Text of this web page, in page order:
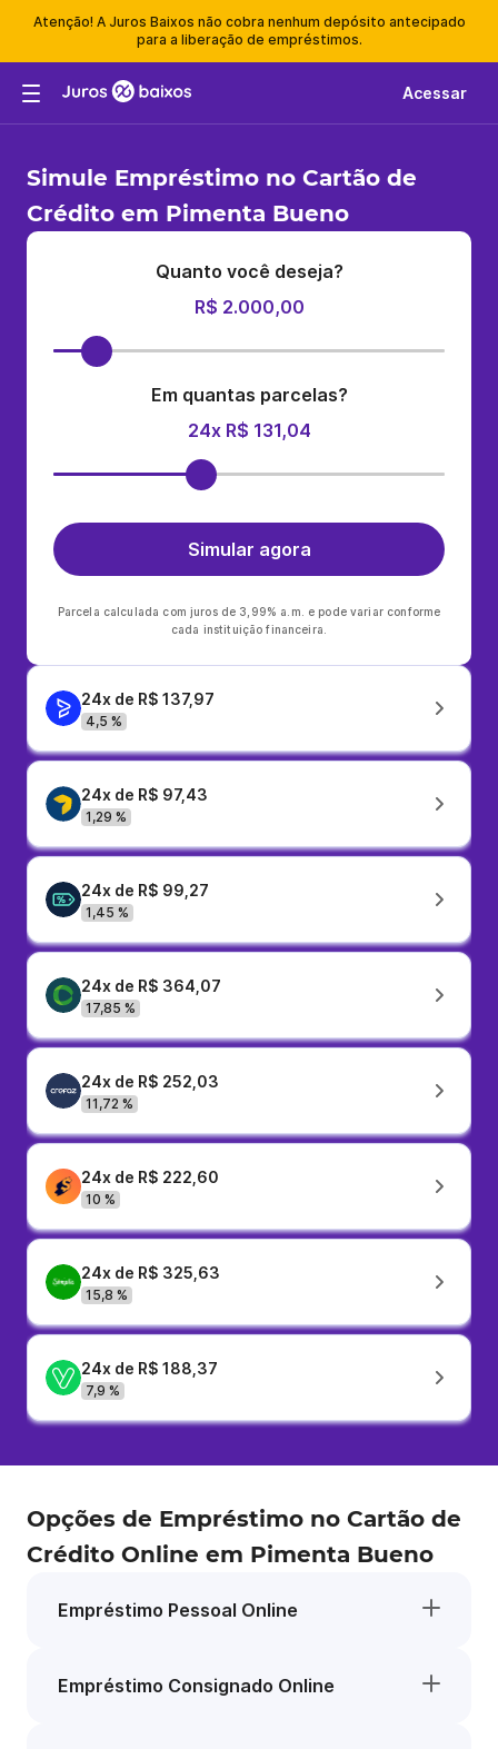
Atenção! A Juros Baixos não cobra nenhum depósito antecipado
para a liberação de empréstimos.
Acessar
Simule Empréstimo no Cartão de
Crédito em Pimenta Bueno
Quanto você deseja?
R$ 2.000,00
Em quantas parcelas?
24x R$ 131,04
Simular agora
Parcela calculada com juros de 3,99% a.m. e pode variar conforme
cada instituição financeira.
24x de R$ 137,97
4,5 %
24x de R$ 97,43
1,29 %
24x de R$ 99,27
1,45 %
24x de R$ 364,07
17,85 %
24x de R$ 252,03
11,72 %
24x de R$ 222,60
10 %
24x de R$ 325,63
15,8 %
24x de R$ 188,37
7,9 %
Opções de Empréstimo no Cartão de
Crédito Online em Pimenta Bueno
Empréstimo Pessoal Online
Empréstimo Consignado Online